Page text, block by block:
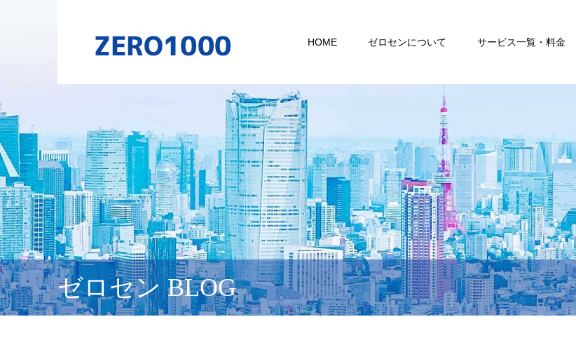
HOME ゼロセンについて サービス一覧・料金
ゼロセン BLOG